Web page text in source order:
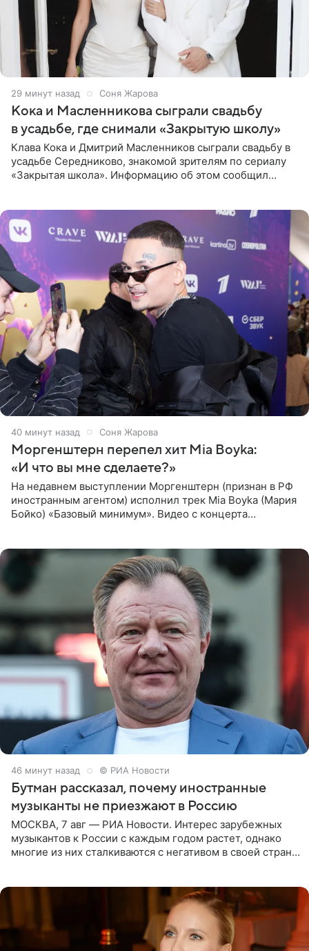
29 минут назад Соня Жарова
Кока и Масленникова сыграли свадьбу
в усадьбе, где снимали «Закрытую школу»
Клава Кока и Дмитрий Масленников сыграли свадьбу в
усадьбе Середниково, знакомой зрителям по сериалу
«Закрытая школа». Информацию об этом сообщил
40 минут назад Соня Жарова
Моргенштерн перепел хит Mia Boyka:
«И что вы мне сделаете?»
На недавнем выступлении Моргенштерн (признан в РФ
иностранным агентом) исполнил трек Mia Boyka (Мария
Бойко) «Базовый минимум». Видео с концерта
46 минут назад © РИА Новости
Бутман рассказал, почему иностранные
музыканты не приезжают в Россию
МОСКВА, 7 авг — РИА Новости. Интерес зарубежных
музыкантов к России с каждым годом растет, однако
многие из них сталкиваются с негативом в своей стране